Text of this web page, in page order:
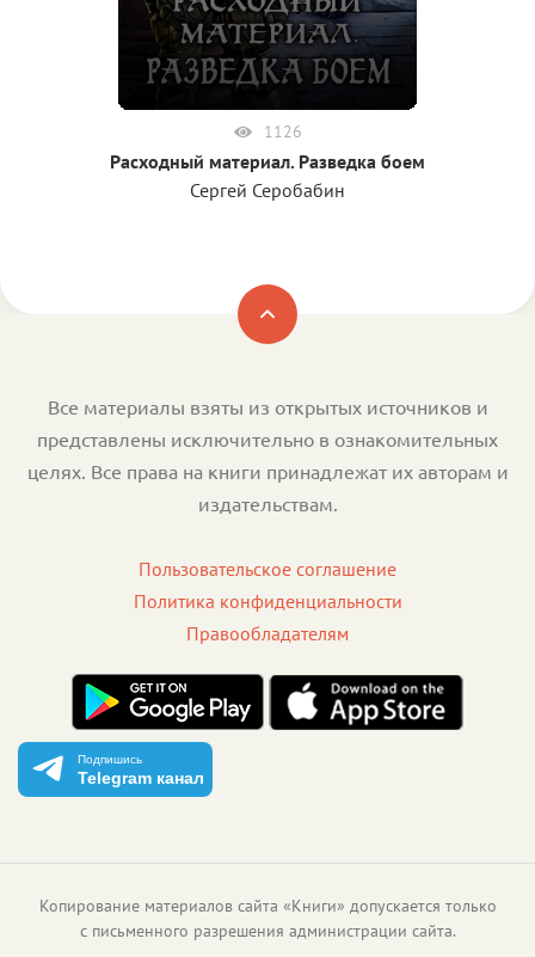
1126
Расходный материал. Разведка боем
Сергей Серобабин
Все материалы взяты из открытых источников и
представлены исключительно в ознакомительных
целях. Все права на книги принадлежат их авторам и
издательствам.
Пользовательское соглашение
Политика конфиденциальности
Правообладателям
Подпишись
Telegram канал
Копирование материалов сайта «Книги» допускается только
с письменного разрешения администрации сайта.